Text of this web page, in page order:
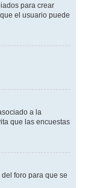
para crear
el usuario puede
a la
que las encuestas
foro para que se